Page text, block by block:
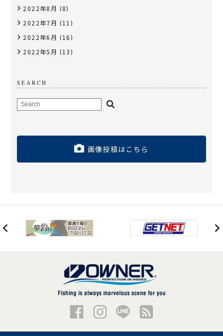
2022年8月 (8)
2022年7月 (11)
2022年6月 (16)
2022年5月 (13)
SEARCH
画像投稿はこちら